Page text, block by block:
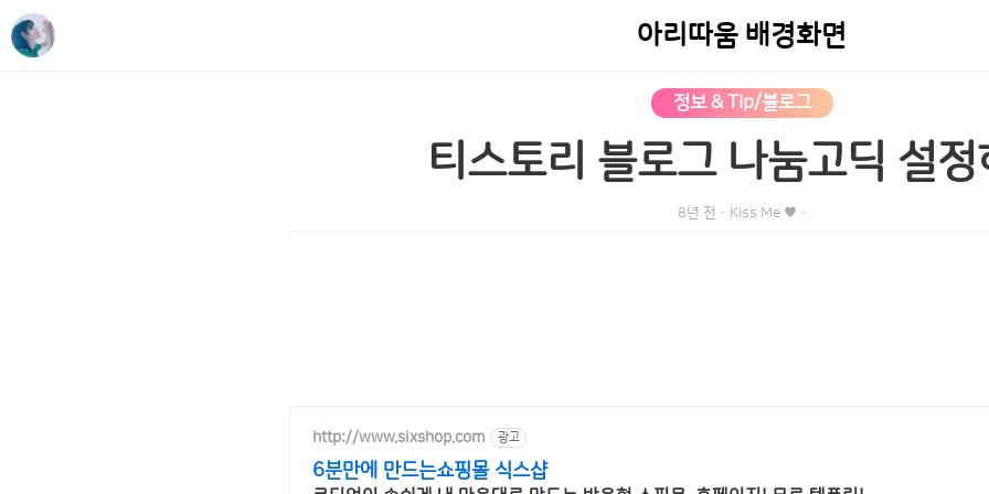
아리따움 배경화면
정보 & Tip/블로그
티스토리 블로그 나눔고딕 설정
8년 전 · Kiss Me ♥ ·
http://www.sixshop.com 광고
6분만에 만드는쇼핑몰 식스샵